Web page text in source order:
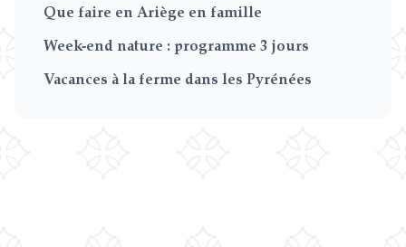
Que faire en Ariège en famille
Week-end nature : programme 3 jours
Vacances à la ferme dans les Pyrénées